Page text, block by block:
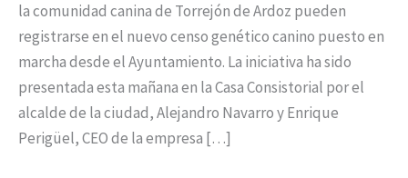
la comunidad canina de Torrejón de Ardoz pueden
registrarse en el nuevo censo genético canino puesto en
marcha desde el Ayuntamiento. La iniciativa ha sido
presentada esta mañana en la Casa Consistorial por el
alcalde de la ciudad, Alejandro Navarro y Enrique
Perigüel, CEO de la empresa […]